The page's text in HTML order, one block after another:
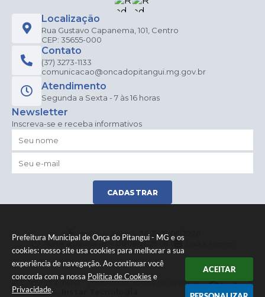
Prefeitura Municipal de Onça do Pitangui - MG e os
cookies: nosso site usa cookies para melhorar a sua
experiência de navegação. Ao continuar você
concorda com a nossa Política de Cookies e
Privacidade.
ACEITAR
Localização
Rua Gustavo Capanema, 101, Centro
CEP: 35655-000
Contato
(37) 3273-1133
comunicacao@oncadopitangui.mg.gov.br
Atendimento
Segunda a Sexta - 7 às 16 horas
Newsletter
Inscreva-se e receba informativos
CADASTRAR
Versão do Sistema:
3.5.3 - 19/06/2026
Portal atualizado em:
06/08/2026 08:11
© Copyright Instar - 2006-2026. Todos os direitos
reservados -